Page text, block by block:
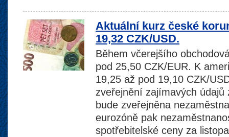
Aktuální kurz české
19,32 CZK/USD.
Během včerejšího
pod 25,50 CZK/EUR. K
19,25 až pod 19,10 CZK/
zveřejnění zajímavých údajů
bude zveřejněna
eurozóně pak
spotřebitelské ceny za